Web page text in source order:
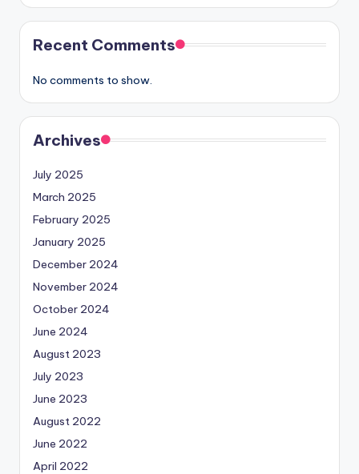
Recent Comments
No comments to show.
Archives
July 2025
March 2025
February 2025
January 2025
December 2024
November 2024
October 2024
June 2024
August 2023
July 2023
June 2023
August 2022
June 2022
April 2022